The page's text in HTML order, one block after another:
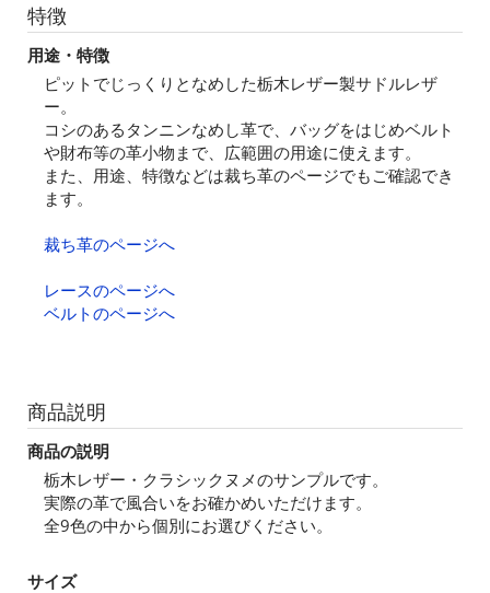
特徴
用途・特徴
ピットでじっくりとなめした栃木レザー製サドルレザ
ー。
コシのあるタンニンなめし革で、バッグをはじめベルト
や財布等の革小物まで、広範囲の用途に使えます。
また、用途、特徴などは裁ち革のページでもご確認でき
ます。
裁ち革のページへ
レースのページへ
ベルトのページへ
商品説明
商品の説明
栃木レザー・クラシックヌメのサンプルです。
実際の革で風合いをお確かめいただけます。
全9色の中から個別にお選びください。
サイズ